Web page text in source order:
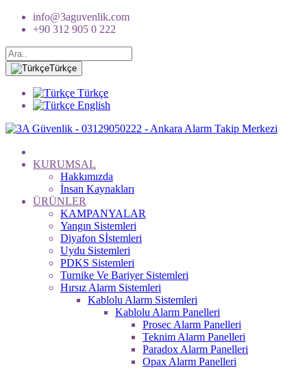
info@3aguvenlik.com
+90 312 905 0 222
Türkçe
Türkçe
English
KURUMSAL
Hakkımızda
İnsan Kaynakları
ÜRÜNLER
KAMPANYALAR
Yangın Sistemleri
Diyafon Sİstemleri
Uydu Sistemleri
PDKS Sistemleri
Turnike Ve Bariyer Sistemleri
Hırsız Alarm Sistemleri
Kablolu Alarm Sistemleri
Kablolu Alarm Panelleri
Prosec Alarm Panelleri
Teknim Alarm Panelleri
Paradox Alarm Panelleri
Opax Alarm Panelleri